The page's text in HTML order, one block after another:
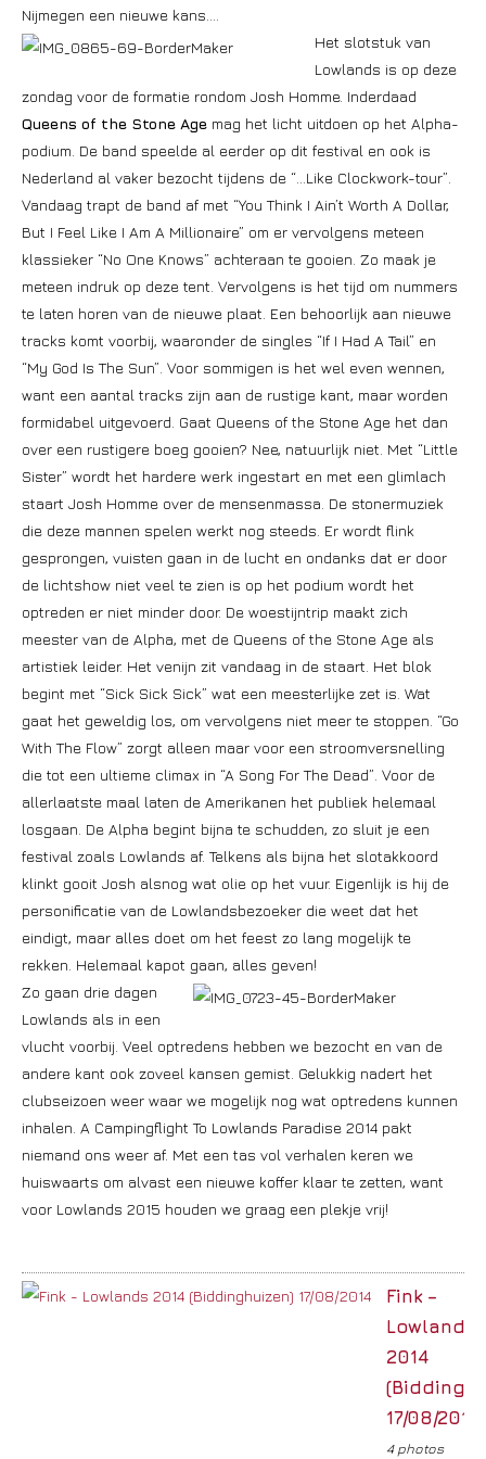
Nijmegen een nieuwe kans….
Het slotstuk van
Lowlands is op deze
zondag voor de formatie rondom Josh Homme. Inderdaad
Queens of the Stone Age mag het licht uitdoen op het Alpha-
podium. De band speelde al eerder op dit festival en ook is
Nederland al vaker bezocht tijdens de “…Like Clockwork-tour”.
Vandaag trapt de band af met “You Think I Ain’t Worth A Dollar,
But I Feel Like I Am A Millionaire” om er vervolgens meteen
klassieker “No One Knows” achteraan te gooien. Zo maak je
meteen indruk op deze tent. Vervolgens is het tijd om nummers
te laten horen van de nieuwe plaat. Een behoorlijk aan nieuwe
tracks komt voorbij, waaronder de singles “If I Had A Tail” en
“My God Is The Sun”. Voor sommigen is het wel even wennen,
want een aantal tracks zijn aan de rustige kant, maar worden
formidabel uitgevoerd. Gaat Queens of the Stone Age het dan
over een rustigere boeg gooien? Nee, natuurlijk niet. Met “Little
Sister” wordt het hardere werk ingestart en met een glimlach
staart Josh Homme over de mensenmassa. De stonermuziek
die deze mannen spelen werkt nog steeds. Er wordt flink
gesprongen, vuisten gaan in de lucht en ondanks dat er door
de lichtshow niet veel te zien is op het podium wordt het
optreden er niet minder door. De woestijntrip maakt zich
meester van de Alpha, met de Queens of the Stone Age als
artistiek leider. Het venijn zit vandaag in de staart. Het blok
begint met “Sick Sick Sick” wat een meesterlijke zet is. Wat
gaat het geweldig los, om vervolgens niet meer te stoppen. “Go
With The Flow” zorgt alleen maar voor een stroomversnelling
die tot een ultieme climax in “A Song For The Dead”. Voor de
allerlaatste maal laten de Amerikanen het publiek helemaal
losgaan. De Alpha begint bijna te schudden, zo sluit je een
festival zoals Lowlands af. Telkens als bijna het slotakkoord
klinkt gooit Josh alsnog wat olie op het vuur. Eigenlijk is hij de
personificatie van de Lowlandsbezoeker die weet dat het
eindigt, maar alles doet om het feest zo lang mogelijk te
rekken. Helemaal kapot gaan, alles geven!
Zo gaan drie dagen
Lowlands als in een
vlucht voorbij. Veel optredens hebben we bezocht en van de
andere kant ook zoveel kansen gemist. Gelukkig nadert het
clubseizoen weer waar we mogelijk nog wat optredens kunnen
inhalen. A Campingflight To Lowlands Paradise 2014 pakt
niemand ons weer af. Met een tas vol verhalen keren we
huiswaarts om alvast een nieuwe koffer klaar te zetten, want
voor Lowlands 2015 houden we graag een plekje vrij!
Fink –
Lowlands
2014
17/08/2014
4 photos